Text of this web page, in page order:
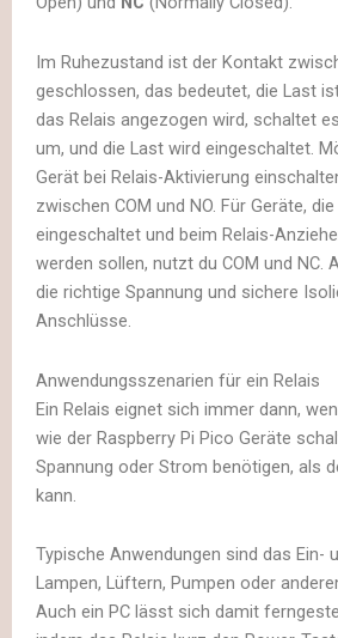
Im Ruhezustand ist der Kontakt
geschlossen, das bedeutet, die Last
das Relais angezogen wird, schaltet
um, und die Last wird eingeschaltet.
Gerät bei Relais-Aktivierung
zwischen COM und NO. Für Geräte,
eingeschaltet und beim Relais-
werden sollen, nutzt du COM und NC.
die richtige Spannung und sichere
Anschlüsse.
Anwendungsszenarien für ein Relais
Ein Relais eignet sich immer dann,
wie der Raspberry Pi Pico Geräte
Spannung oder Strom benötigen, als
kann.
Typische Anwendungen sind das Ein-
Lampen, Lüftern, Pumpen oder
Auch ein PC lässt sich damit